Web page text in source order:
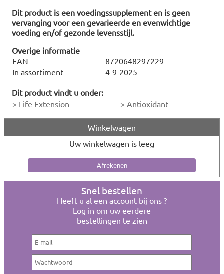
Dit product is een voedingssupplement en is geen
vervanging voor een gevarieerde en evenwichtige
voeding en/of gezonde levensstijl.
Overige informatie
EAN
8720648297229
In assortiment
4-9-2025
Dit product vindt u onder:
> Life Extension > Antioxidant
Winkelwagen
Uw winkelwagen is leeg
Snel bestellen
Heeft u al een account bij ons ?
Log in om uw eerdere
bestellingen te zien